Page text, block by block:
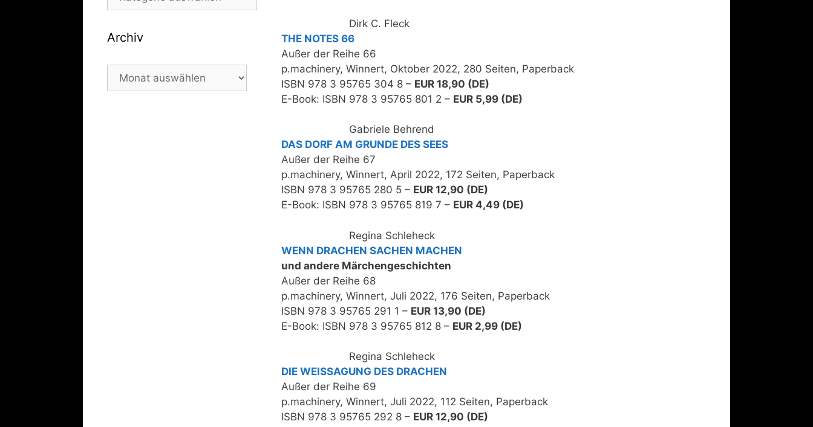
Dirk C. Fleck
THE NOTES 66
Außer der Reihe 66
p.machinery, Winnert, Oktober 2022, 280 Seiten, Paperback
ISBN 978 3 95765 304 8 – EUR 18,90 (DE)
E-Book: ISBN 978 3 95765 801 2 – EUR 5,99 (DE)
Gabriele Behrend
DAS DORF AM GRUNDE DES SEES
Außer der Reihe 67
p.machinery, Winnert, April 2022, 172 Seiten, Paperback
ISBN 978 3 95765 280 5 – EUR 12,90 (DE)
E-Book: ISBN 978 3 95765 819 7 – EUR 4,49 (DE)
Regina Schleheck
WENN DRACHEN SACHEN MACHEN
und andere Märchengeschichten
Außer der Reihe 68
p.machinery, Winnert, Juli 2022, 176 Seiten, Paperback
ISBN 978 3 95765 291 1 – EUR 13,90 (DE)
E-Book: ISBN 978 3 95765 812 8 – EUR 2,99 (DE)
Regina Schleheck
DIE WEISSAGUNG DES DRACHEN
Außer der Reihe 69
p.machinery, Winnert, Juli 2022, 112 Seiten, Paperback
ISBN 978 3 95765 292 8 – EUR 12,90 (DE)
Archiv
Archiv